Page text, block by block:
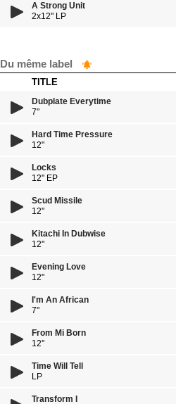
A Strong Unit
2x12" LP
Du même label
TITLE
Dubplate Everytime
7"
Hard Time Pressure
12"
Locks
12" EP
Scud Missile
12"
Kitachi In Dubwise
12"
Evening Love
12"
I'm An African
7"
From Mi Born
12''
Time Will Tell
LP
Transform I